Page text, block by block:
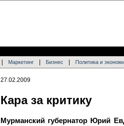
Маркетинг Бизнес Политика и
27.02.2009
Кара за критику
Мурманский губернатор Юрий